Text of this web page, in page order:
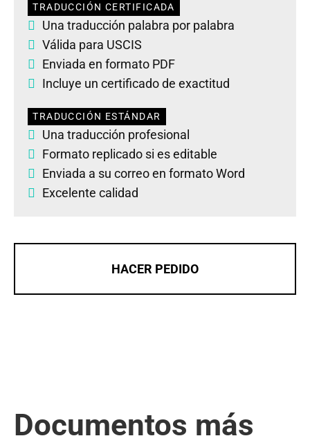
TRADUCCIÓN CERTIFICADA
Una traducción palabra por palabra
Válida para USCIS
Enviada en formato PDF
Incluye un certificado de exactitud
TRADUCCIÓN ESTÁNDAR
Una traducción profesional
Formato replicado si es editable
Enviada a su correo en formato Word
Excelente calidad
HACER PEDIDO
Documentos más